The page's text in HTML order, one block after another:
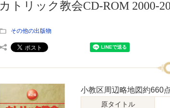
カトリック教会CD-ROM 2000-
その他の出版物
小教区周辺略地図約660
原タイトル